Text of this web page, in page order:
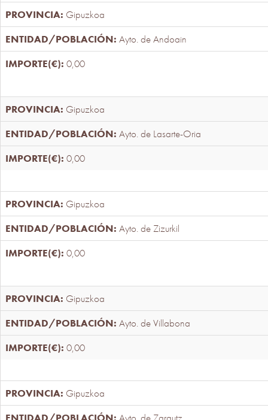
Gipuzkoa
Ayto. de Andoain
0,00
Gipuzkoa
Ayto. de Lasarte-Oria
0,00
Gipuzkoa
Ayto. de Zizurkil
0,00
Gipuzkoa
Ayto. de Villabona
0,00
Gipuzkoa